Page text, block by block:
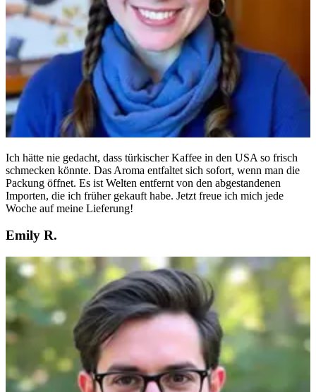
Ich hätte nie gedacht, dass türkischer Kaffee in den USA so frisch
schmecken könnte. Das Aroma entfaltet sich sofort, wenn man die
Packung öffnet. Es ist Welten entfernt von den abgestandenen
Importen, die ich früher gekauft habe. Jetzt freue ich mich jede
Woche auf meine Lieferung!
Emily R.